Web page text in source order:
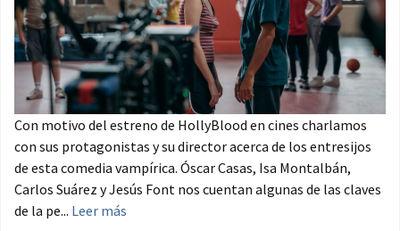
Con motivo del estreno de HollyBlood en cines charlamos
con sus protagonistas y su director acerca de los entresijos
de esta comedia vampírica. Óscar Casas, Isa Montalbán,
Carlos Suárez y Jesús Font nos cuentan algunas de las claves
de la pe... Leer más